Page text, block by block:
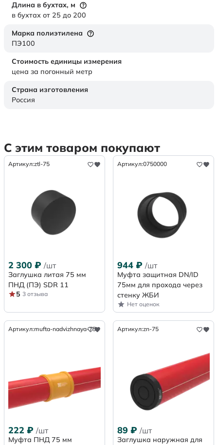
Длина в бухтах, м
в бухтах от 25 до 200
Марка полиэтилена
ПЭ100
Стоимость единицы измерения
цена за погонный метр
Страна изготовления
Россия
С этим товаром покупают
Артикул:ztl-75
2 300 ₽ /шт
Заглушка литая 75 мм
ПНД (ПЭ) SDR 11
5 3 отзыва
Артикул:0750000
944 ₽ /шт
Муфта защитная DN/ID
75мм для прохода через
стенку ЖБИ
Нет оценок
Артикул:mufta-nadvizhnaya-75
222 ₽ /шт
Муфта ПНД 75 мм
Артикул:zn-75
89 ₽ /шт
Заглушка наружная для